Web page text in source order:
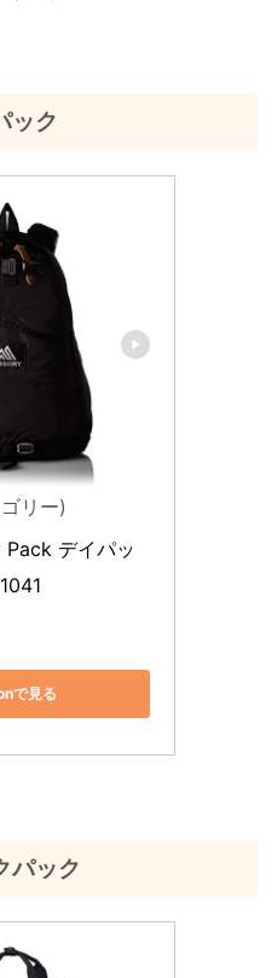
ック
リー)
デイパッ
で見る
パック